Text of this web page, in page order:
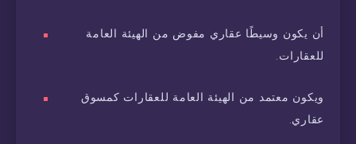
أن يكون وسيطًا عقاري مفوض من الهيئة العامة
للعقارات.
ويكون معتمد من الهيئة العامة للعقارات كمسوق
عقاري.